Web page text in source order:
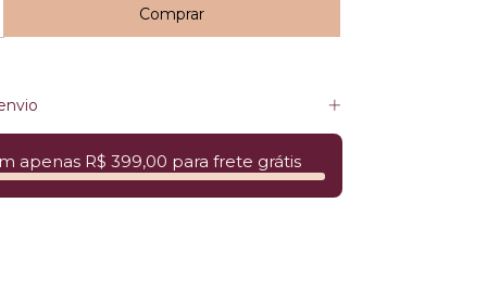
apenas R$ 399,00 para frete grátis